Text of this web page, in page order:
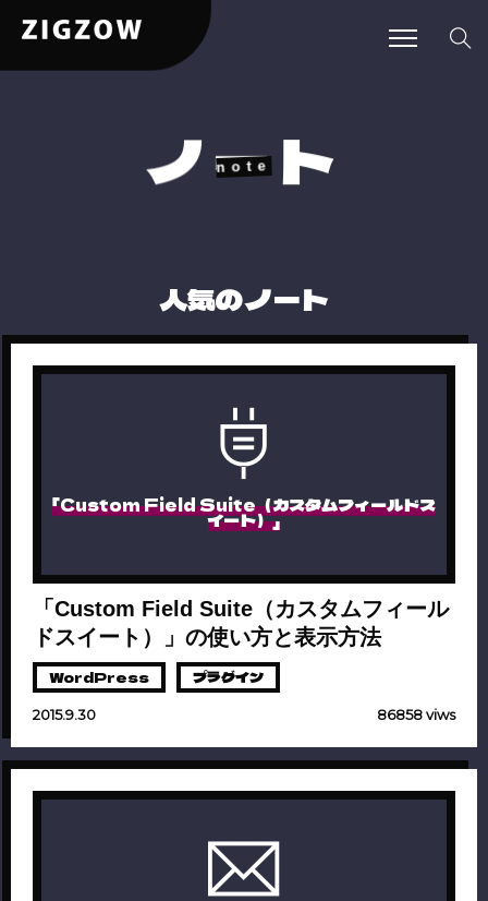
ノート
人気のノート
「Custom Field Suite（カスタムフィールドス
イート）」
「Custom Field Suite（カスタムフィール
ドスイート）」の使い方と表示方法
WordPress プラグイン
2015.9.30 86858 viws